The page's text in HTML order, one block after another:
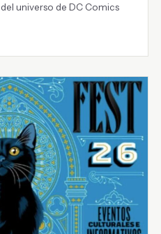
universo de DC Comics